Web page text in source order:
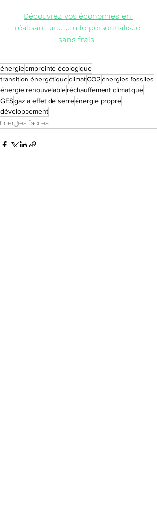
Découvrez vos économies en
réalisant une étude personnalisée
sans frais.
énergieempreinte écologique
transition énergétiqueclimatCO2énergies fossiles
énergie renouvelableréchauffement climatique
GESgaz a effet de serreénergie propre
développement
Energies faciles